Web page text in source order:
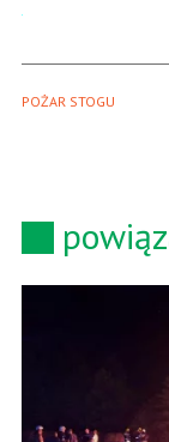
POŻAR STOGU